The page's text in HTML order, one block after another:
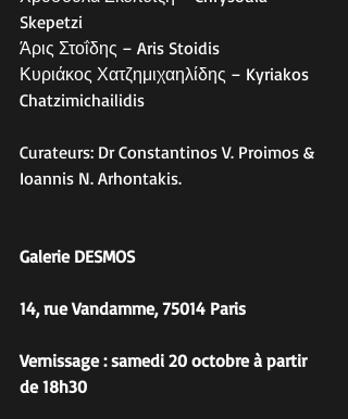
Skepetzi
Άρις Στοΐδης – Aris Stoidis
Κυριάκος Χατζημιχαηλίδης – Kyriakos
Chatzimichailidis
Curateurs: Dr Constantinos V. Proimos &
Ioannis N. Arhontakis.
Galerie DESMOS
14, rue Vandamme, 75014 Paris
Vernissage : samedi 20 octobre à partir
de 18h30